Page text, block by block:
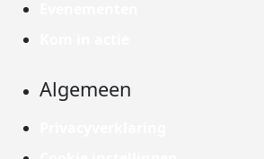
Algemeen